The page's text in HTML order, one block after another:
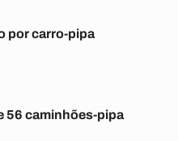
por carro-pipa
56 caminhões-pipa